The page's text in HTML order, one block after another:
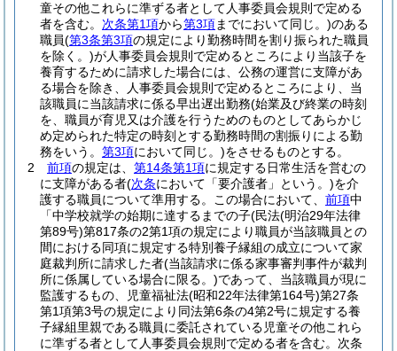
童その他これらに準ずる者として人事委員会規則で定める
者を含む。 次条第1項から第3項までにおいて同じ。)のある
職員(第3条第3項の規定により勤務時間を割り振られた職員
を除く。)が人事委員会規則で定めるところにより当該子を
養育するために請求した場合には、公務の運営に支障があ
る場合を除き、人事委員会規則で定めるところにより、当
該職員に当該請求に係る早出遅出勤務(始業及び終業の時刻
を、職員が育児又は介護を行うためのものとしてあらかじ
め定められた特定の時刻とする勤務時間の割振りによる勤
務をいう。 第3項において同じ。)をさせるものとする。
2
前項の規定は、 第14条第1項に規定する日常生活を営むの
に支障がある者(次条において「要介護者」という。)を介
護する職員について準用する。
この場合において、 前項中
「中学校就学の始期に達するまでの子(民法(明治29年法律
第89号)第817条の2第1項の規定により職員が当該職員との
間における同項に規定する特別養子縁組の成立について家
庭裁判所に請求した者(当該請求に係る家事審判事件が裁判
所に係属している場合に限る。)であって、当該職員が現に
監護するもの、児童福祉法(昭和22年法律第164号)第27条
第1項第3号の規定により同法第6条の4第2号に規定する養
子縁組里親である職員に委託されている児童その他これら
に準ずる者として人事委員会規則で定める者を含む。次条